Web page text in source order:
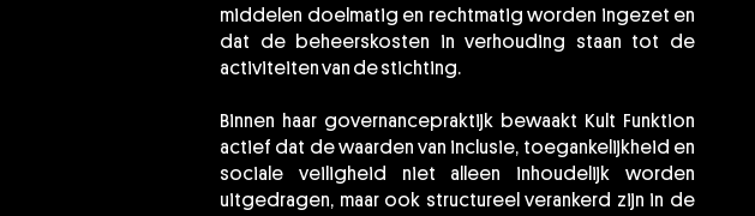
middelen doelmatig en rechtmatig worden ingezet en
dat de beheerskosten in verhouding staan tot de
activiteiten van de stichting.
Binnen haar governancepraktijk bewaakt Kult Funktion
actief dat de waarden van inclusie, toegankelijkheid en
sociale veiligheid niet alleen inhoudelijk worden
uitgedragen, maar ook structureel verankerd zijn in de